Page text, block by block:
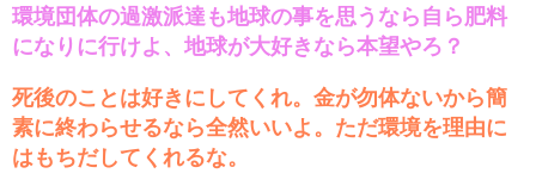
環境団体の過激派達も地球の事を思うなら自ら肥料
になりに行けよ、地球が大好きなら本望やろ？
死後のことは好きにしてくれ。金が勿体ないから簡
素に終わらせるなら全然いいよ。ただ環境を理由に
はもちだしてくれるな。